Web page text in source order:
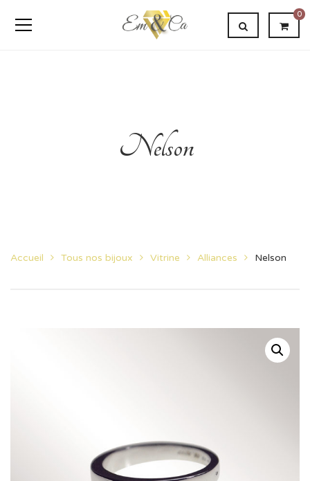
0
Nelson
Accueil Tous nos bijoux Vitrine Alliances Nelson